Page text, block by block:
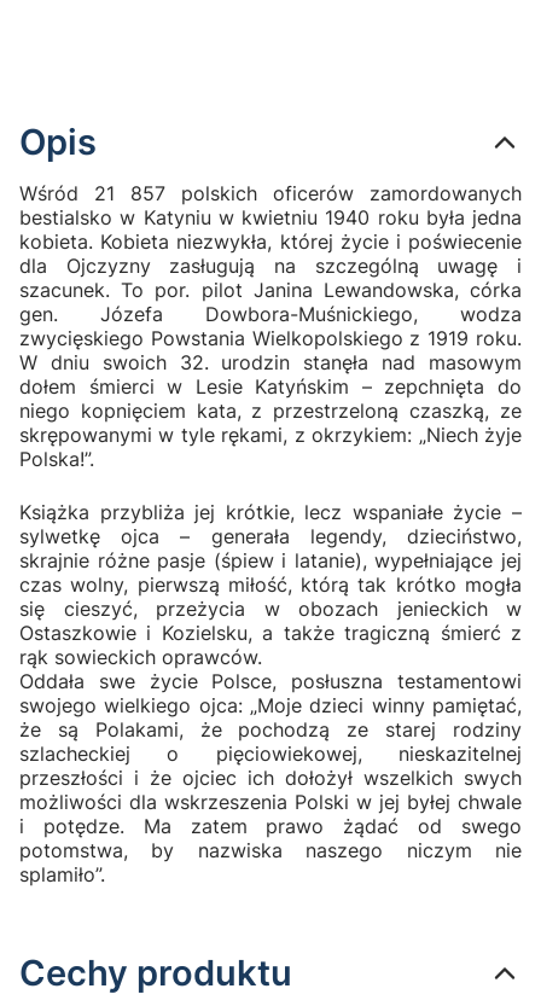
Opis
Wśród 21 857 polskich oficerów zamordowanych
bestialsko w Katyniu w kwietniu 1940 roku była jedna
kobieta. Kobieta niezwykła, której życie i poświecenie
dla Ojczyzny zasługują na szczególną uwagę i
szacunek. To por. pilot Janina Lewandowska, córka
gen. Józefa Dowbora-Muśnickiego, wodza
zwycięskiego Powstania Wielkopolskiego z 1919 roku.
W dniu swoich 32. urodzin stanęła nad masowym
dołem śmierci w Lesie Katyńskim – zepchnięta do
niego kopnięciem kata, z przestrzeloną czaszką, ze
skrępowanymi w tyle rękami, z okrzykiem: „Niech żyje
Polska!”.
Książka przybliża jej krótkie, lecz wspaniałe życie –
sylwetkę ojca – generała legendy, dzieciństwo,
skrajnie różne pasje (śpiew i latanie), wypełniające jej
czas wolny, pierwszą miłość, którą tak krótko mogła
się cieszyć, przeżycia w obozach jenieckich w
Ostaszkowie i Kozielsku, a także tragiczną śmierć z
rąk sowieckich oprawców.
Oddała swe życie Polsce, posłuszna testamentowi
swojego wielkiego ojca: „Moje dzieci winny pamiętać,
że są Polakami, że pochodzą ze starej rodziny
szlacheckiej o pięciowiekowej, nieskazitelnej
przeszłości i że ojciec ich dołożył wszelkich swych
możliwości dla wskrzeszenia Polski w jej byłej chwale
i potędze. Ma zatem prawo żądać od swego
potomstwa, by nazwiska naszego niczym nie
splamiło”.
Cechy produktu